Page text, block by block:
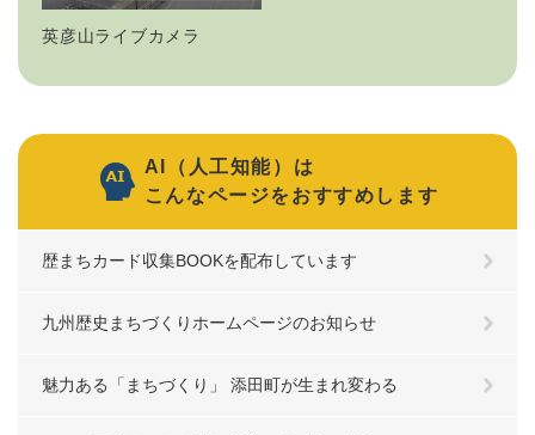
英彦山ライブカメラ
AI（人工知能）は
こんなページをおすすめします
歴まちカード収集BOOKを配布しています
九州歴史まちづくりホームページのお知らせ
魅力ある「まちづくり」 添田町が生まれ変わる